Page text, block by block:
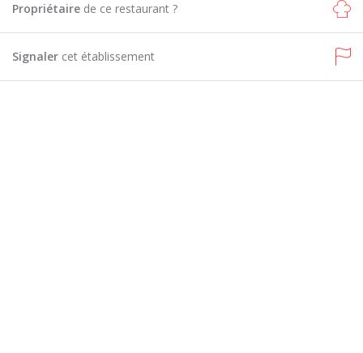
Propriétaire de ce restaurant ?
Signaler cet établissement